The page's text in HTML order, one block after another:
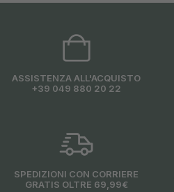
ASSISTENZA ALL'ACQUISTO
+39 049 880 20 22
SPEDIZIONI CON CORRIERE
GRATIS OLTRE 69,99€